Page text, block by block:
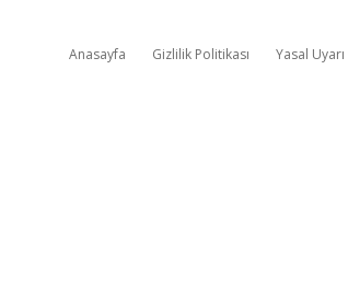
Anasayfa Gizlilik Politikası Yasal Uyarı